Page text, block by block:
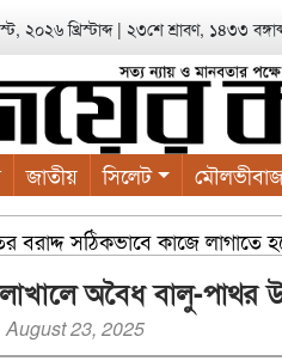
২০২৬ খ্রিস্টাব্দ| ২৩শে শ্রাবণ, ১৪৩৩
জাতীয় সিলেট
সঠিকভাবে কাজে লাগাতে
আছে, গাছ লাগান — আব্দুল
অবৈধ বালু-
August 23, 2025